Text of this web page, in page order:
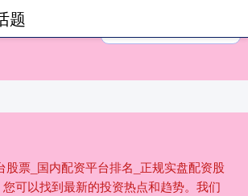
股票_国内配资平台排名_正规实盘配资股
可以找到最新的投资热点和趋势。我们
题